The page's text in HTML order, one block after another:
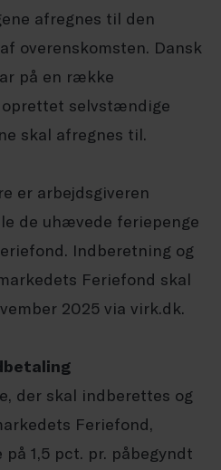
afregnes til den
overenskomsten. Dansk
på en række
selvstændige
skal afregnes til.
er arbejdsgiveren
de uhævede feriepenge
Indberetning og
Feriefond skal
2025 via virk.dk.
der skal indberettes og
Feriefond,
1,5 pct. pr. påbegyndt